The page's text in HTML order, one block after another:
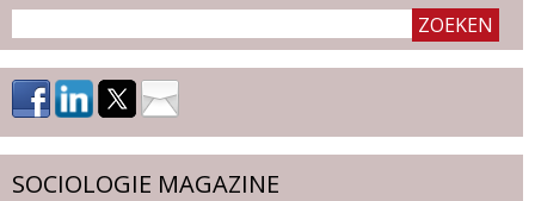
SOCIOLOGIE MAGAZINE